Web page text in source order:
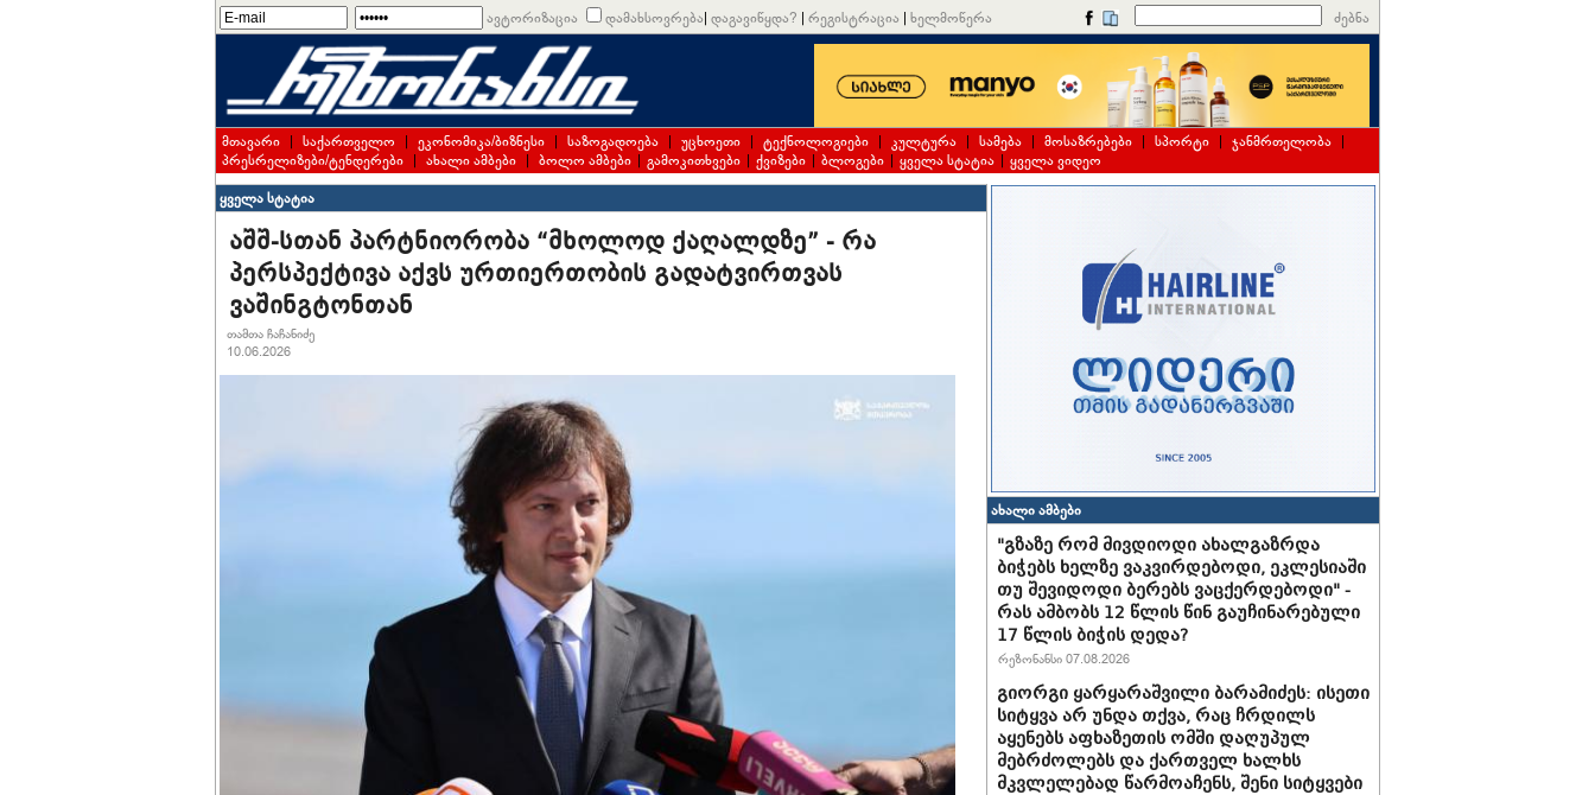
ავტორიზაცია დამახსოვრება| დაგავიწყდა? | რეგისტრაცია | ხელმოწერა ძებნა
მთავარი | საქართველო | ეკონომიკა/ბიზნესი | საზოგადოება | უცხოეთი | ტექნოლოგიები | კულტურა | სამება | მოსაზრებები | სპორტი | ჯანმრთელობა |
პრესრელიზები/ტენდერები | ახალი ამბები | ბოლო ამბები | გამოკითხვები | ქვიზები | ბლოგები | ყველა სტატია | ყველა ვიდეო
ყველა სტატია
აშშ-სთან პარტნიორობა “მხოლოდ ქაღალდზე” - რა
პერსპექტივა აქვს ურთიერთობის გადატვირთვას
ვაშინგტონთან
თამთა ჩაჩანიძე
10.06.2026
ახალი ამბები
"გზაზე რომ მივდიოდი ახალგაზრდა
ბიჭებს ხელზე ვაკვირდებოდი, ეკლესიაში
თუ შევიდოდი ბერებს ვაცქერდებოდი" -
რას ამბობს 12 წლის წინ გაუჩინარებული
17 წლის ბიჭის დედა?
რეზონანსი 07.08.2026
გიორგი ყარყარაშვილი ბარამიძეს: ისეთი
სიტყვა არ უნდა თქვა, რაც ჩრდილს
აყენებს აფხაზეთის ომში დაღუპულ
მებრძოლებს და ქართველ ხალხს
მკვლელებად წარმოაჩენს, შენი სიტყვები